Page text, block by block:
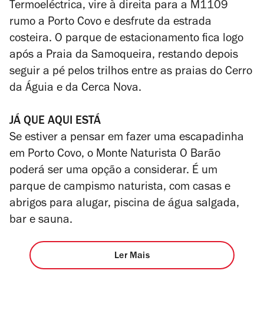
Termoeléctrica, vire à direita para a M1109
rumo a Porto Covo e desfrute da estrada
costeira. O parque de estacionamento fica logo
após a Praia da Samoqueira, restando depois
seguir a pé pelos trilhos entre as praias do Cerro
da Águia e da Cerca Nova.
JÁ QUE AQUI ESTÁ
Se estiver a pensar em fazer uma escapadinha
em Porto Covo, o Monte Naturista O Barão
poderá ser uma opção a considerar. É um
parque de campismo naturista, com casas e
abrigos para alugar, piscina de água salgada,
bar e sauna.
Ler Mais